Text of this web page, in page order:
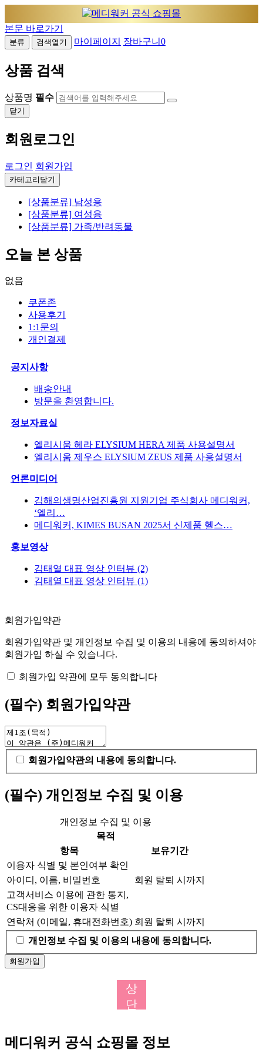
본문 바로가기
분류 검색열기 마이페이지 장바구니 0
상품 검색
상품명 필수
닫기
회원로그인
로그인 회원가입
카테고리닫기
[상품분류] 남성용
[상품분류] 여성용
[상품분류] 가족/반려동물
오늘 본 상품
없음
쿠폰존
사용후기
1:1문의
개인결제
공지사항
배송안내
방문을 환영합니다.
정보자료실
엘리시움 헤라 ELYSIUM HERA 제품 사용설명서
엘리시움 제우스 ELYSIUM ZEUS 제품 사용설명서
언론미디어
김해의생명산업진흥원 지원기업 주식회사 메디워커,
‘엘리…
메디워커, KIMES BUSAN 2025서 신제품 헬스…
홍보영상
김태열 대표 영상 인터뷰 (2)
김태열 대표 영상 인터뷰 (1)
회원가입약관
회원가입약관 및 개인정보 수집 및 이용의 내용에 동의하셔야
회원가입 하실 수 있습니다.
회원가입 약관에 모두 동의합니다
(필수) 회원가입약관
회원가입약관의 내용에 동의합니다.
(필수) 개인정보 수집 및 이용
개인정보 수집 및 이용
목적
항목
보유기간
이용자 식별 및 본인여부 확인
아이디, 이름, 비밀번호
회원 탈퇴 시까지
고객서비스 이용에 관한 통지,
CS대응을 위한 이용자 식별
연락처 (이메일, 휴대전화번호) 회원 탈퇴 시까지
개인정보 수집 및 이용의 내용에 동의합니다.
회원가입
상
단
로
메디워커 공식 쇼핑몰 정보